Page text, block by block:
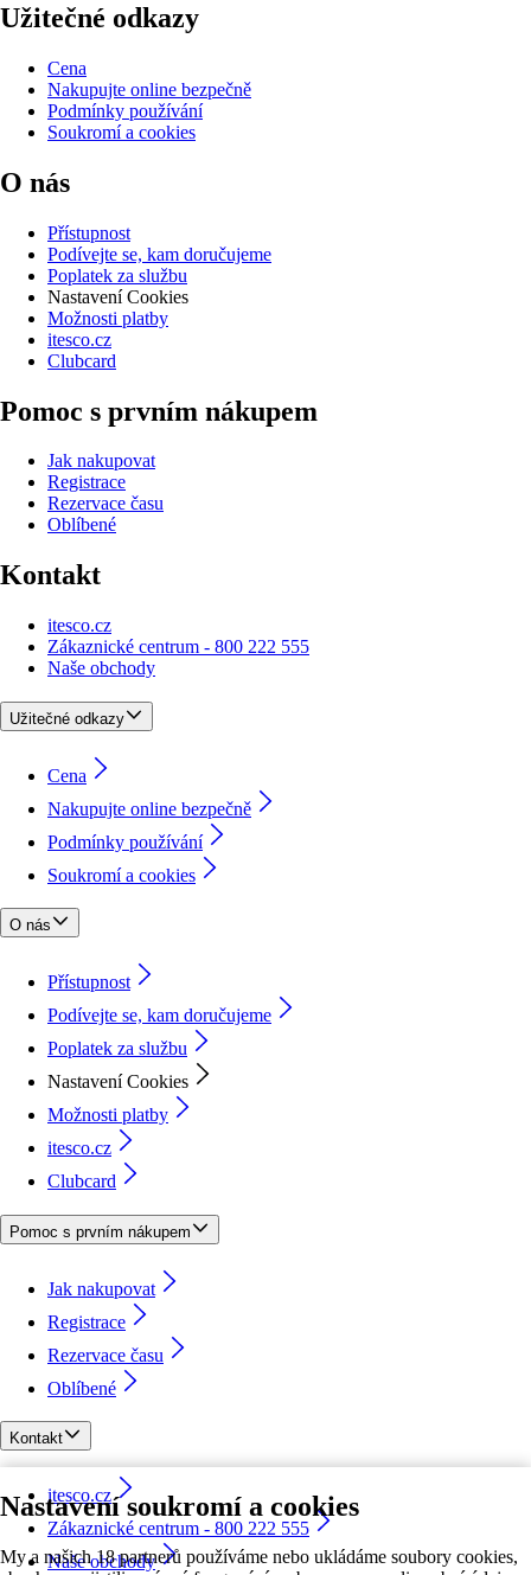
Nastavení soukromí a cookies
My a našich 18 partnerů používáme nebo ukládáme soubory cookies,
Užitečné odkazy
Cena
Nakupujte online bezpečně
Podmínky používání
Soukromí a cookies
O nás
Přístupnost
Podívejte se, kam doručujeme
Poplatek za službu
Nastavení Cookies
Možnosti platby
itesco.cz
Clubcard
Pomoc s prvním nákupem
Jak nakupovat
Registrace
Rezervace času
Oblíbené
Kontakt
itesco.cz
Zákaznické centrum - 800 222 555
Naše obchody
Užitečné odkazy
Cena
Nakupujte online bezpečně
Podmínky používání
Soukromí a cookies
O nás
Přístupnost
Podívejte se, kam doručujeme
Poplatek za službu
Nastavení Cookies
Možnosti platby
itesco.cz
Clubcard
Pomoc s prvním nákupem
Jak nakupovat
Registrace
Rezervace času
Oblíbené
Kontakt
itesco.cz
Zákaznické centrum - 800 222 555
Naše obchody